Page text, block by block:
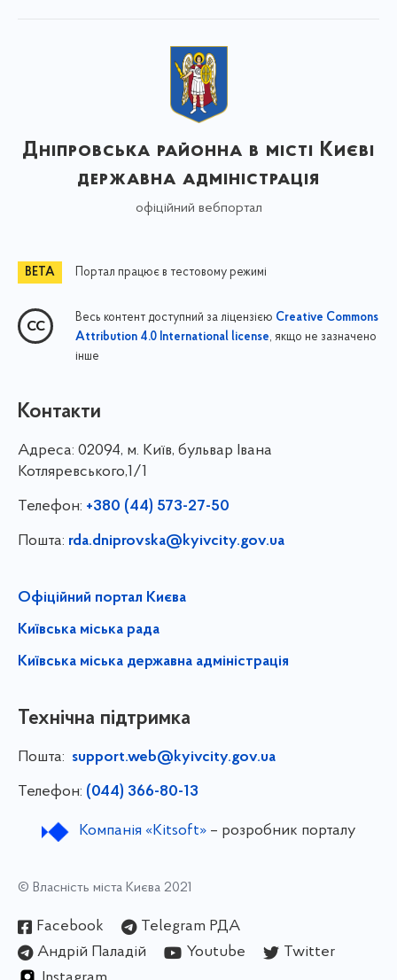
Дніпровська районна в місті Києві
державна адміністрація
офіційний вебпортал
Портал працює в тестовому режимі
Весь контент доступний за ліцензією Creative Commons
Attribution 4.0 International license, якщо не зазначено
інше
Контакти
Адреса: 02094, м. Київ, бульвар Івана
Котляревського,1/1
Телефон: +380 (44) 573-27-50
Пошта: rda.dniprovska@kyivcity.gov.ua
Офіційний портал Києва
Київська міська рада
Київська міська державна адміністрація
Технічна підтримка
Пошта: support.web@kyivcity.gov.ua
Телефон: (044) 366-80-13
Компанія «Kitsoft»– розробник порталу
© Власність міста Києва 2021
Facebook
Telegram РДА
Андрій Паладій
Youtube
Twitter